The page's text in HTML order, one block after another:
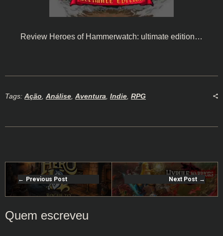
Review Heroes of Hammerwatch: ultimate edition…
Tags: Ação Análise Aventura Indie RPG
Previous Post Next Post